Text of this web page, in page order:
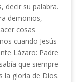
decir su palabra.
demonios,
cosas
cuando Jesús
Lázaro: Padre
que siempre
la gloria de Dios.